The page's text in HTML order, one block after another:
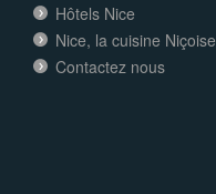
Hôtels Nice
Nice, la cuisine Niçoise
Contactez nous